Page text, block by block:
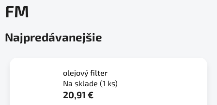
FM
Najpredávanejšie
olejový filter
Na sklade (1 ks)
20,91 €